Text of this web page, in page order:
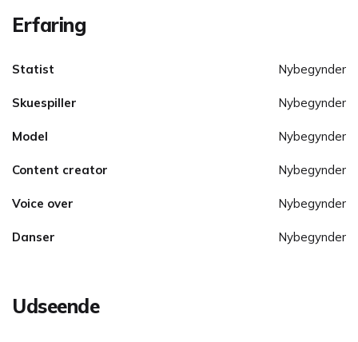
Erfaring
Statist Nybegynder
Skuespiller Nybegynder
Model Nybegynder
Content creator Nybegynder
Voice over Nybegynder
Danser Nybegynder
Udseende